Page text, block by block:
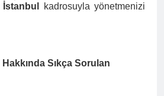
kadrosuyla yönetmenizi
Sıkça Sorulan